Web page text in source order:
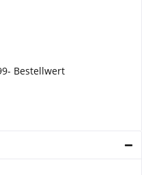
Bestellwert